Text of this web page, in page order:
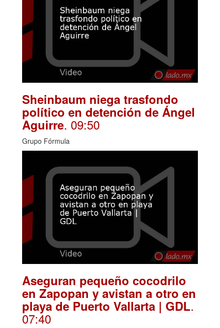
Sheinbaum niega trasfondo
político en detención de Ángel
Aguirre. 09:50
Grupo Fórmula
Aseguran pequeño cocodrilo
en Zapopan y avistan a otro en
playa de Puerto Vallarta | GDL.
07:40